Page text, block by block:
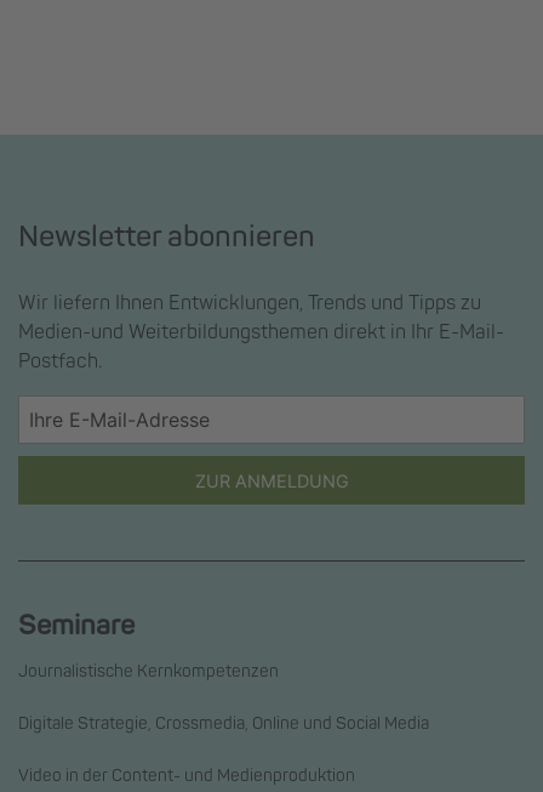
Newsletter abonnieren
Wir liefern Ihnen Entwicklungen, Trends und Tipps zu
Medien-und Weiterbildungsthemen direkt in Ihr E-Mail-
Postfach.
ZUR ANMELDUNG
Seminare
Journalistische Kernkompetenzen
Digitale Strategie, Crossmedia, Online und Social Media
Video in der Content- und Medienproduktion